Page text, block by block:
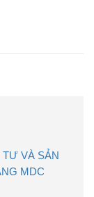
VÀ SẢN
MDC